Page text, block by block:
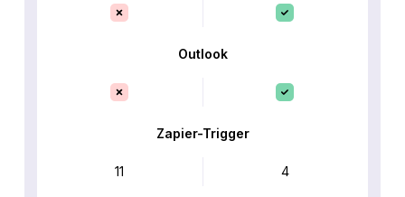
Outlook
Zapier-Trigger
11 4